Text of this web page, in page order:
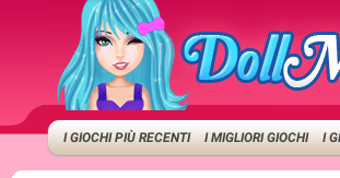
I GIOCHI PIÙ RECENTI I MIGLIORI GIOCHI I